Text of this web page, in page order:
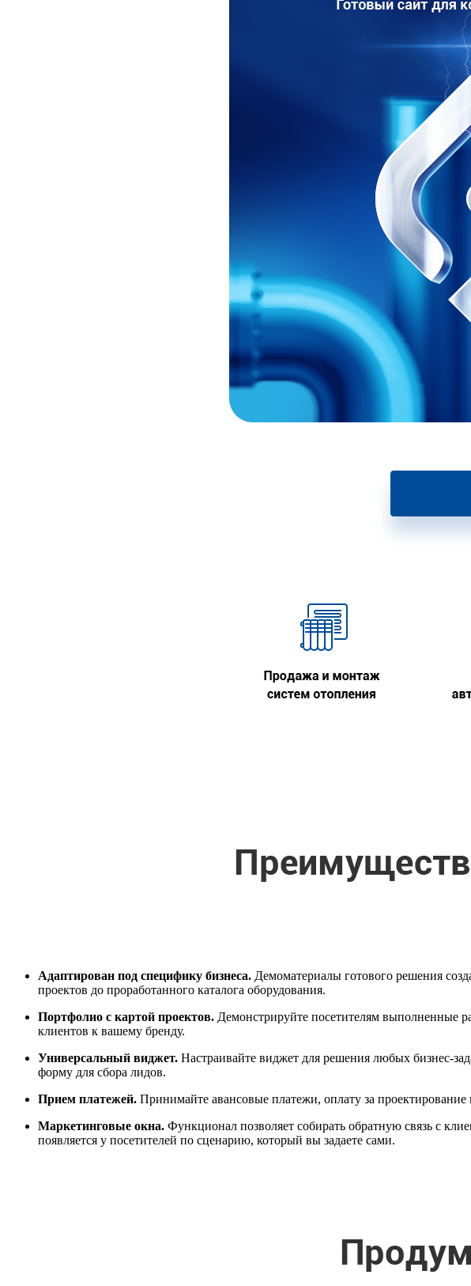
Адаптирован под специфику бизнеса. Демоматериалы готового решения
проектов до проработанного каталога оборудования.
Портфолио с картой проектов. Демонстрируйте посетителям выполненные
клиентов к вашему бренду.
Универсальный виджет. Настраивайте виджет для решения любых бизнес-
форму для сбора лидов.
Прием платежей. Принимайте авансовые платежи, оплату за
Маркетинговые окна. Функционал позволяет собирать обратную связь с
появляется у посетителей по сценарию, который вы задаете сами.